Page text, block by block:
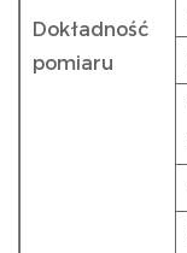
Dokładność
pomiaru